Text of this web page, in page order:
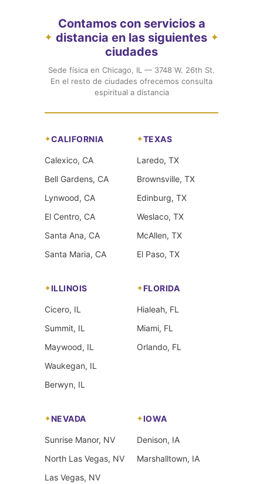
✦
Contamos con servicios a
distancia en las siguientes
ciudades
✦
Sede física en Chicago, IL — 3748 W. 26th St.
En el resto de ciudades ofrecemos consulta
espiritual a distancia
CALIFORNIA
Calexico, CA
Bell Gardens, CA
Lynwood, CA
El Centro, CA
Santa Ana, CA
Santa Maria, CA
TEXAS
Laredo, TX
Brownsville, TX
Edinburg, TX
Weslaco, TX
McAllen, TX
El Paso, TX
ILLINOIS
Cicero, IL
Summit, IL
Maywood, IL
Waukegan, IL
Berwyn, IL
FLORIDA
Hialeah, FL
Miami, FL
Orlando, FL
NEVADA
Sunrise Manor, NV
North Las Vegas, NV
Las Vegas, NV
IOWA
Denison, IA
Marshalltown, IA